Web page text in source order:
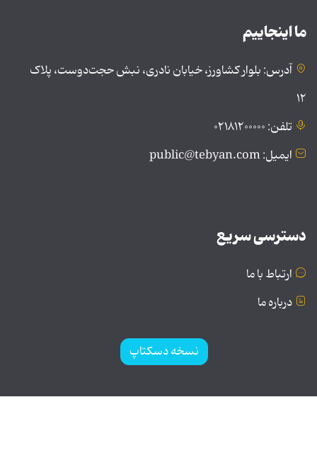
ما اینجاییم
آدرس: بلوار کشاورز، خیابان نادری، نبش حجت‌دوست، پلاک
۱۲
تلفن: ۰۲۱۸۱۲۰۰۰۰۰
ایمیل: public@tebyan.com
دسترسی سریع
ارتباط با ما
درباره ما
نسخه دسکتاپ